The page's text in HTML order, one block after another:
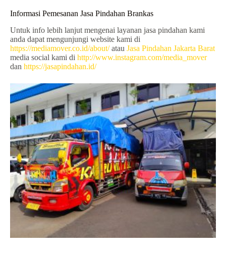
Informasi Pemesanan Jasa Pindahan Brankas
Untuk info lebih lanjut mengenai layanan jasa pindahan kami
anda dapat mengunjungi website kami di
https://mediamover.co.id/about/atau Jasa Pindahan Jakarta Barat
media social kami di http://www.instagram.com/media_mover
dan https://jasapindahan.id/